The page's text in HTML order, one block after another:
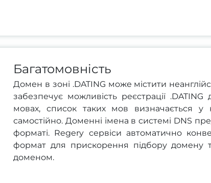
Багатомовність
Домен в зоні .DATING може містити
забезпечує можливість реєстрації
мовах, список таких мов визначається у
самостійно. Доменні імена в системі DNS
форматі. Regery сервіси автоматично
формат для прискорення підбору домену
доменом.